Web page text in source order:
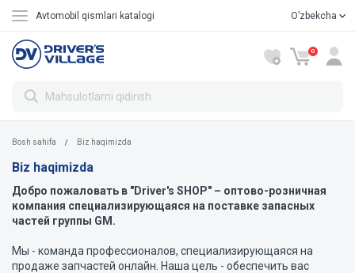
Avtomobil qismlari katalogi Oʼzbekcha
0
Bosh sahifa Biz haqimizda
Biz haqimizda
Добро пожаловать в "Driver's SHOP" – оптово-розничная
компания специализирующаяся на поставке запасных
частей группы GM.
Мы - команда профессионалов, специализирующаяся на
продаже запчастей онлайн. Наша цель - обеспечить вас